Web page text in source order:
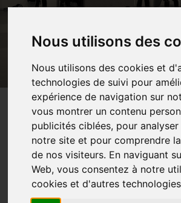
Nous utilisons des
Nous utilisons des cookies et
technologies de suivi pour
expérience de navigation sur
vous montrer un contenu
publicités ciblées, pour
notre site et pour comprendre
de nos visiteurs. En naviguant
Web, vous consentez à notre
cookies et d'autres
WEKELIJKS
TRAINING (VOLWASSENEN)
Av. Clermont Tonnerre, 26 - 1330 Rixensart